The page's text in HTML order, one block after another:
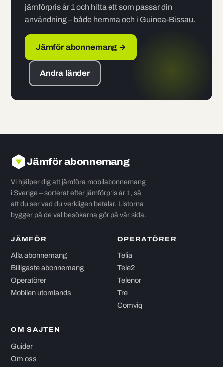
jämförpris år 1 och hitta ett som passar din
användning – både hemma och i Guinea-Bissau.
Jämför abonnemang →
Andra länder
Jämför abonnemang
Vi hjälper dig att jämföra mobilabonnemang
i Sverige – sorterat efter jämförpris år 1, så
att du ser vad du verkligen betalar. Listorna
bygger på de val besökarna gör på vår sida.
JÄMFÖR
Alla abonnemang
Billigaste abonnemang
Operatörer
Mobilen utomlands
OPERATÖRER
Telia
Tele2
Telenor
Tre
Comviq
OM SAJTEN
Guider
Om oss